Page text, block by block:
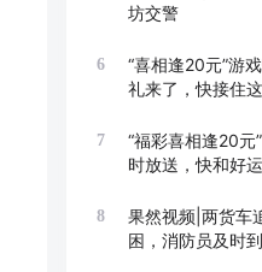
坊交警
6
“喜相逢20元”游
礼来了，快接住
7
“福彩喜相逢20元
时放送，快和好
8
果然视频|两货车
困，消防员及时